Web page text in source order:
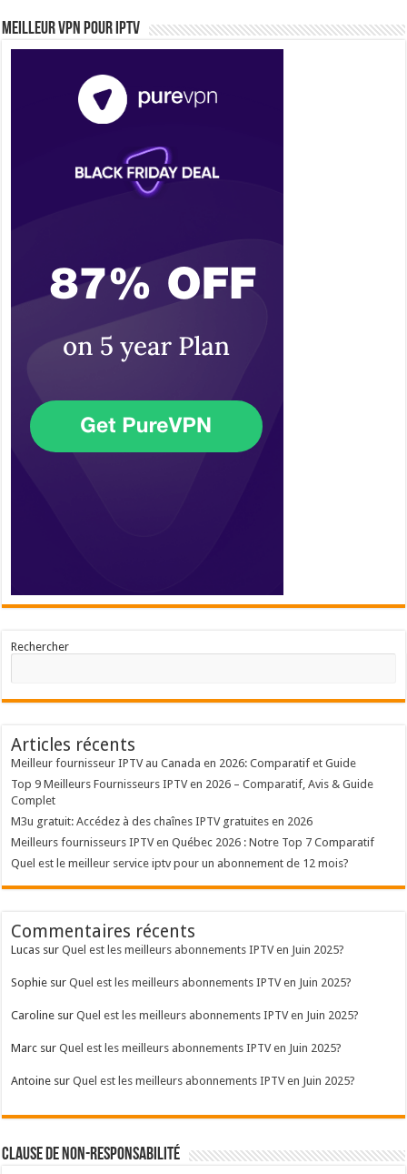
Meilleur VPN pour IPTV
Rechercher
Articles récents
Meilleur fournisseur IPTV au Canada en 2026: Comparatif et Guide
Top 9 Meilleurs Fournisseurs IPTV en 2026 – Comparatif, Avis & Guide
Complet
M3u gratuit: Accédez à des chaînes IPTV gratuites en 2026
Meilleurs fournisseurs IPTV en Québec 2026 : Notre Top 7 Comparatif
Quel est le meilleur service iptv pour un abonnement de 12 mois?
Commentaires récents
Lucas surQuel est les meilleurs abonnements IPTV en Juin 2025?
Sophie surQuel est les meilleurs abonnements IPTV en Juin 2025?
Caroline surQuel est les meilleurs abonnements IPTV en Juin 2025?
Marc surQuel est les meilleurs abonnements IPTV en Juin 2025?
Antoine surQuel est les meilleurs abonnements IPTV en Juin 2025?
Clause de non-responsabilité